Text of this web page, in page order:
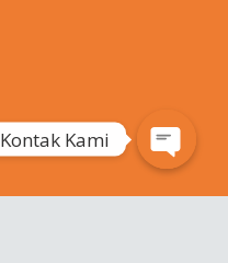
Kontak Kami
Open